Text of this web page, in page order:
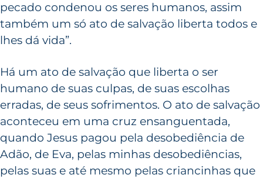
pecado condenou os seres humanos, assim
também um só ato de salvação liberta todos e
lhes dá vida”.
Há um ato de salvação que liberta o ser
humano de suas culpas, de suas escolhas
erradas, de seus sofrimentos. O ato de salvação
aconteceu em uma cruz ensanguentada,
quando Jesus pagou pela desobediência de
Adão, de Eva, pelas minhas desobediências,
pelas suas e até mesmo pelas criancinhas que